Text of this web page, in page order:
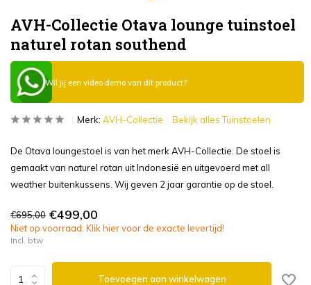
AVH-Collectie Otava lounge tuinstoel
naturel rotan southend
Wil jij een video demo van dit product?
Merk: AVH-Collectie Bekijk alles Tuinstoelen
De Otava loungestoel is van het merk AVH-Collectie. De stoel is
gemaakt van naturel rotan uit Indonesië en uitgevoerd met all
weather buitenkussens. Wij geven 2 jaar garantie op de stoel.
€695,00 €499,00
Niet op voorraad. Klik hier voor de exacte levertijd!
Incl. btw
Toevoegen aan winkelwagen